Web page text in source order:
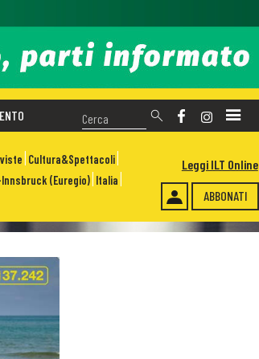
Cultura&Spettacoli
(Euregio) Italia
ABBONATI
Leggi ILT Online